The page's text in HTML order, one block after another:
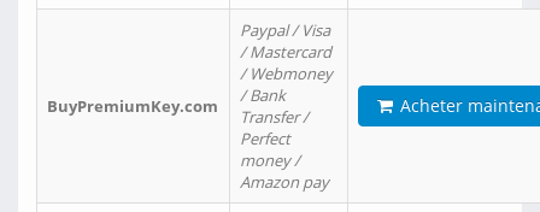
BuyPremiumKey.com
Paypal / Visa
/ Mastercard
/ Webmoney
/ Bank
Transfer /
Perfect
money /
Amazon pay
Acheter